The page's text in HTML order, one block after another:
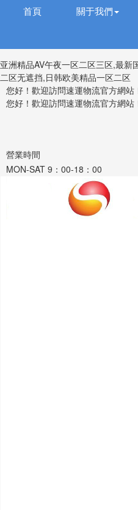
首頁 關于我們
亚洲精品AV午夜一区二区三区,最
二区无遮挡,日韩欧美精品一区二区
您好！歡迎訪問速運物流官方網站
您好！歡迎訪問速運物流官方網站
營業時間
MON-SAT 9：00-18：00